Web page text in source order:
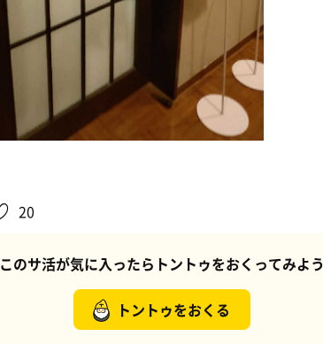
20
このサ活が気に入ったらトントゥをおくってみよう
トントゥをおくる